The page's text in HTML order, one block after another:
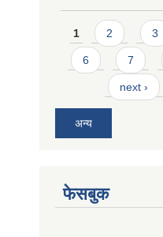
Pages
1 2 3
6 7
next ›
अन्य
फेसबुक